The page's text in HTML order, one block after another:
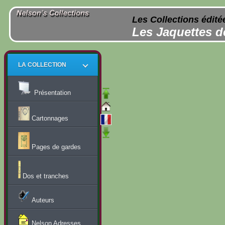
Les Collections
Les Jaquettes
LA COLLECTION
Présentation
Cartonnages
Pages de gardes
Dos et tranches
Auteurs
Nelson Adresses